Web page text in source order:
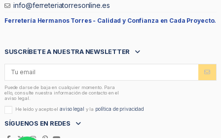
info@ferreteriatorresonline.es
Ferretería Hermanos Torres - Calidad y Confianza en Cada Proyecto.
SUSCRÍBETE A NUESTRA NEWSLETTER
Puede darse de baja en cualquier momento. Para
ello, consulte nuestra información de contacto en el
aviso legal.
He leído y acepto elaviso legal y la política de privacidad
SÍGUENOS EN REDES